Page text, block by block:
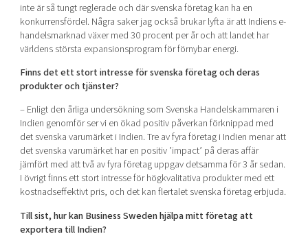
inte är så tungt reglerade och där svenska företag kan ha en
konkurrensfördel. Några saker jag också brukar lyfta är att Indiens e-
handelsmarknad växer med 30 procent per år och att landet har
världens största expansionsprogram för förnybar energi.
Finns det ett stort intresse för svenska företag och deras
produkter och tjänster?
– Enligt den årliga undersökning som Svenska Handelskammaren i
Indien genomför ser vi en ökad positiv påverkan förknippad med
det svenska varumärket i Indien. Tre av fyra företag i Indien menar att
det svenska varumärket har en positiv ’impact’ på deras affär
jämfört med att två av fyra företag uppgav detsamma för 3 år sedan.
I övrigt finns ett stort intresse för högkvalitativa produkter med ett
kostnadseffektivt pris, och det kan flertalet svenska företag erbjuda.
Till sist, hur kan Business Sweden hjälpa mitt företag att
exportera till Indien?